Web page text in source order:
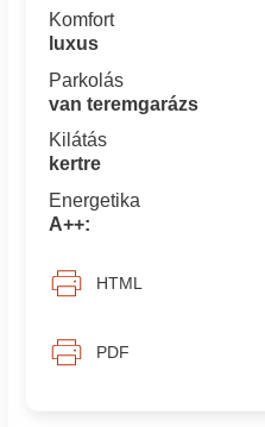
Komfort
luxus
Parkolás
van teremgarázs
Kilátás
kertre
Energetika
A++:
HTML
PDF